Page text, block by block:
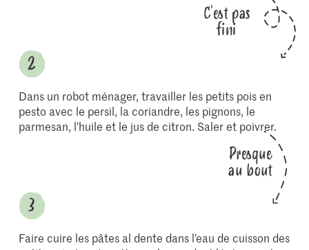
C'est pas
fini
Dans un robot ménager, travailler les petits pois en
pesto avec le persil, la coriandre, les pignons, le
parmesan, l’huile et le jus de citron. Saler et poivrer.
Presque
au bout
Faire cuire les pâtes al dente dans l’eau de cuisson des